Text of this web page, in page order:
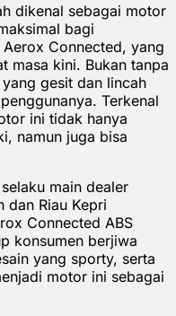
dikenal sebagai motor
bagi
Connected, yang
masa kini. Bukan tanpa
gesit dan lincah
Terkenal
ini tidak hanya
namun juga bisa
main dealer
dan Riau Kepri
Connected ABS
konsumen berjiwa
yang sporty, serta
motor ini sebagai